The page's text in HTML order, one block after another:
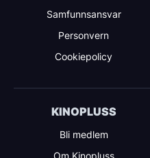
Samfunnsansvar
Personvern
Cookiepolicy
KINOPLUSS
Bli medlem
Om Kinopluss